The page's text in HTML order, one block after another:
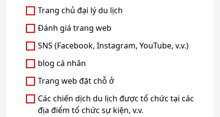
Trang chủ đại lý du lịch
Đánh giá trang web
SNS (Facebook, Instagram, YouTube, v.v.)
blog cá nhân
Trang web đặt chỗ ở
Các chiến dịch du lịch được tổ chức tại các
địa điểm tổ chức sự kiện, v.v.